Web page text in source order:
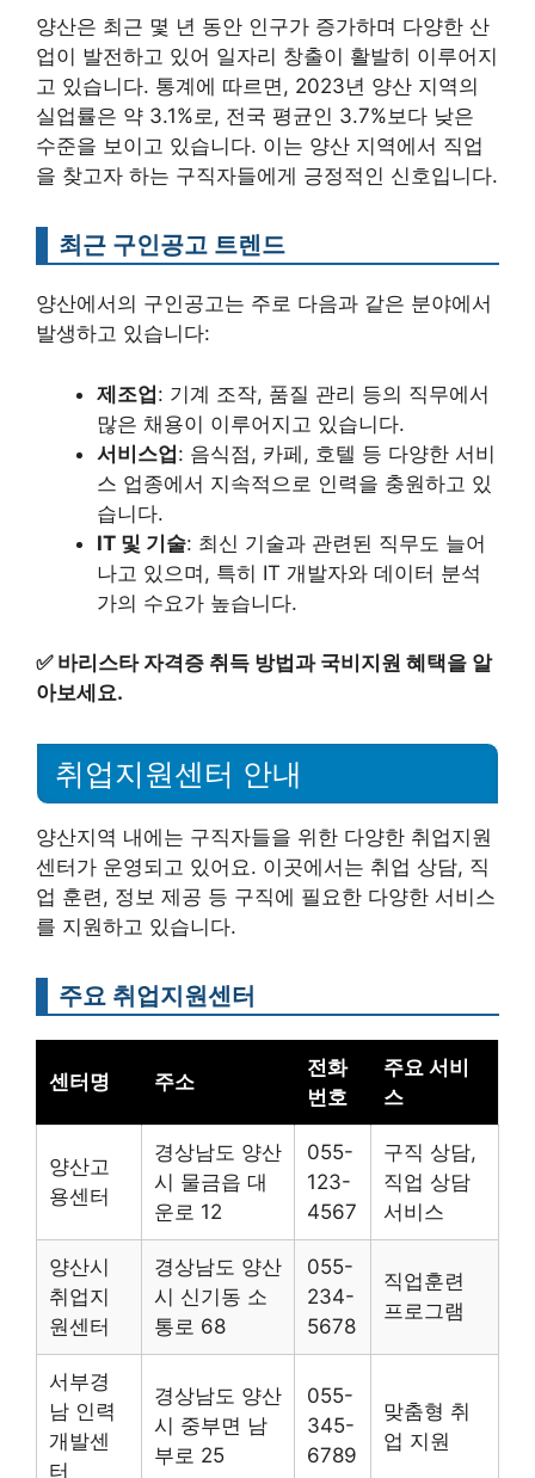
양산은 최근 몇 년 동안 인구가 증가하며 다양한 산
업이 발전하고 있어 일자리 창출이 활발히 이루어지
고 있습니다. 통계에 따르면, 2023년 양산 지역의
실업률은 약 3.1%로, 전국 평균인 3.7%보다 낮은
수준을 보이고 있습니다. 이는 양산 지역에서 직업
을 찾고자 하는 구직자들에게 긍정적인 신호입니다.
최근 구인공고 트렌드
양산에서의 구인공고는 주로 다음과 같은 분야에서
발생하고 있습니다:
제조업: 기계 조작, 품질 관리 등의 직무에서
많은 채용이 이루어지고 있습니다.
서비스업: 음식점, 카페, 호텔 등 다양한 서비
스 업종에서 지속적으로 인력을 충원하고 있
습니다.
IT 및 기술: 최신 기술과 관련된 직무도 늘어
나고 있으며, 특히 IT 개발자와 데이터 분석
가의 수요가 높습니다.
✅ 바리스타 자격증 취득 방법과 국비지원 혜택을 알
아보세요.
취업지원센터 안내
양산지역 내에는 구직자들을 위한 다양한 취업지원
센터가 운영되고 있어요. 이곳에서는 취업 상담, 직
업 훈련, 정보 제공 등 구직에 필요한 다양한 서비스
를 지원하고 있습니다.
주요 취업지원센터
센터명 주소
전화
번호
주요 서비
스
양산고
용센터
경상남도 양산
시 물금읍 대
운로 12
055-
123-
4567
구직 상담,
직업 상담
서비스
양산시
취업지
원센터
경상남도 양산
시 신기동 소
통로 68
055-
234-
5678
직업훈련
프로그램
서부경
남 인력
개발센
터
경상남도 양산
시 중부면 남
부로 25
055-
345-
6789
맞춤형 취
업 지원